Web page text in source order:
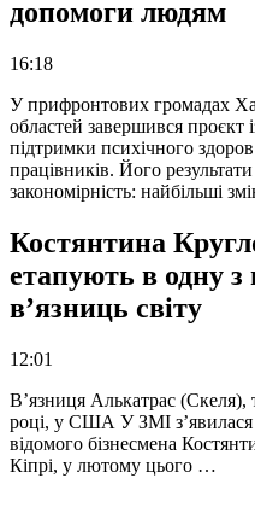
допомоги людям
16:18
У прифронтових громадах
областей завершився проєкт
підтримки психічного
працівників. Його
закономірність: найбільші
Костянтина
етапують в одну
в’язниць світу
12:01
В’язниця Алькатрас (Скеля),
році, у США У ЗМІ з’явилася
відомого бізнесмена
Кіпрі, у лютому цього …